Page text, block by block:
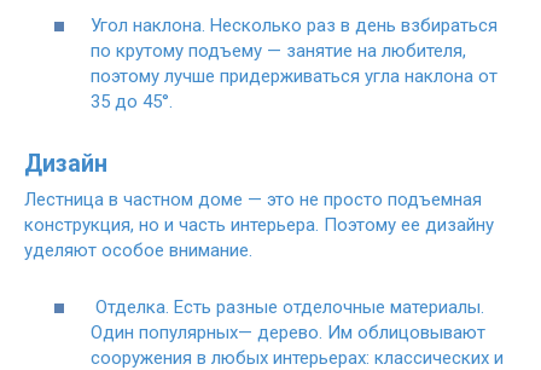
Угол наклона. Несколько раз в день взбираться
по крутому подъему — занятие на любителя,
поэтому лучше придерживаться угла наклона от
35 до 45°.
Дизайн
Лестница в частном доме — это не просто подъемная
конструкция, но и часть интерьера. Поэтому ее дизайну
уделяют особое внимание.
Отделка. Есть разные отделочные материалы.
Один популярных— дерево. Им облицовывают
сооружения в любых интерьерах: классических и